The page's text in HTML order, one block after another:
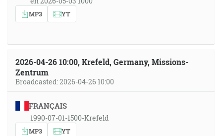
MP3 YT
2026-04-26 10:00, Krefeld, Germany, Missions-
Zentrum
Broadcasted: 2026-04-26 10:00
FRANÇAIS
1990-07-01-1500-Krefeld
MP3 YT